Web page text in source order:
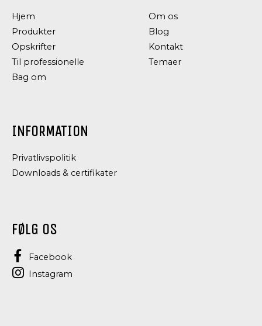
Hjem
Produkter
Opskrifter
Til professionelle
Bag om
Om os
Blog
Kontakt
Temaer
INFORMATION
Privatlivspolitik
Downloads & certifikater
FØLG OS
Facebook
Instagram